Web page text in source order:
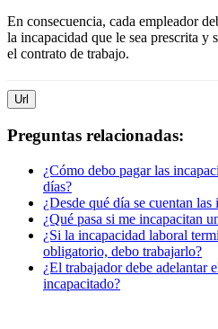
En consecuencia, cada empleador
la incapacidad que le sea prescrita y
el contrato de trabajo.
Url
Preguntas relacionadas:
¿Cómo debo pagar las
días?
¿Desde qué día se cuentan
¿Qué pasa si me incapacitan
¿Si la incapacidad laboral
obligatorio, debo trabajarlo?
¿El trabajador debe adelantar
incapacitado?